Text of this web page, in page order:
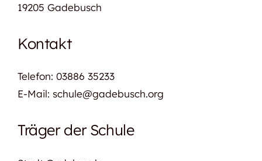
Freiwilliges 10. Schuljahr
19205 Gadebusch
Kontakt
Telefon: 03886 35233
E-Mail: schule@gadebusch.org
Träger der Schule